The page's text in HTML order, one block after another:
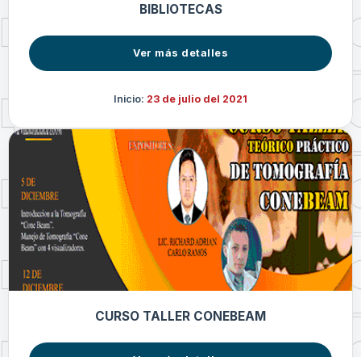
BIBLIOTECAS
Ver más detalles
Inicio: 23 de julio del 2021
CURSO TALLER CONEBEAM